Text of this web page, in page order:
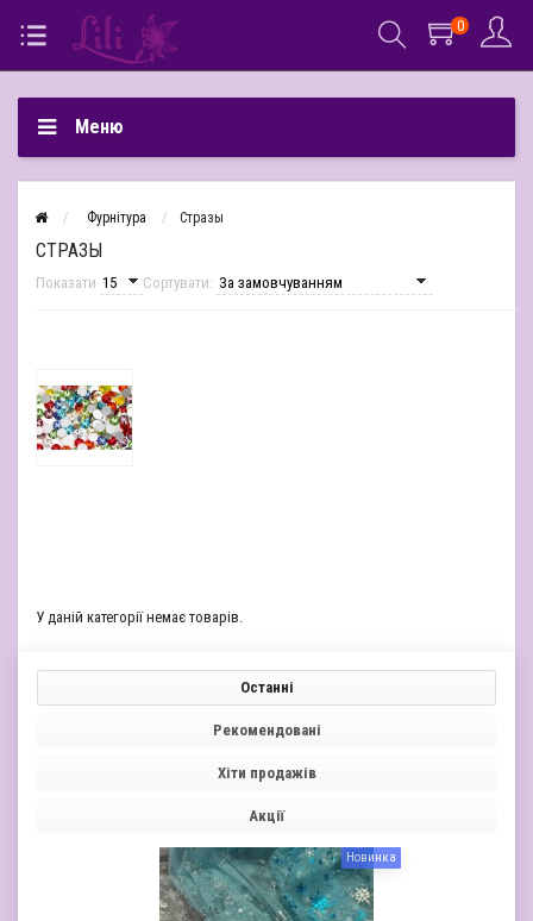
0
Меню
Фурнітура Стразы
СТРАЗЫ
Показати Сортувати:
У даній категорії немає товарів.
Останні
Рекомендовані
Хіти продажів
Акції
Новинка